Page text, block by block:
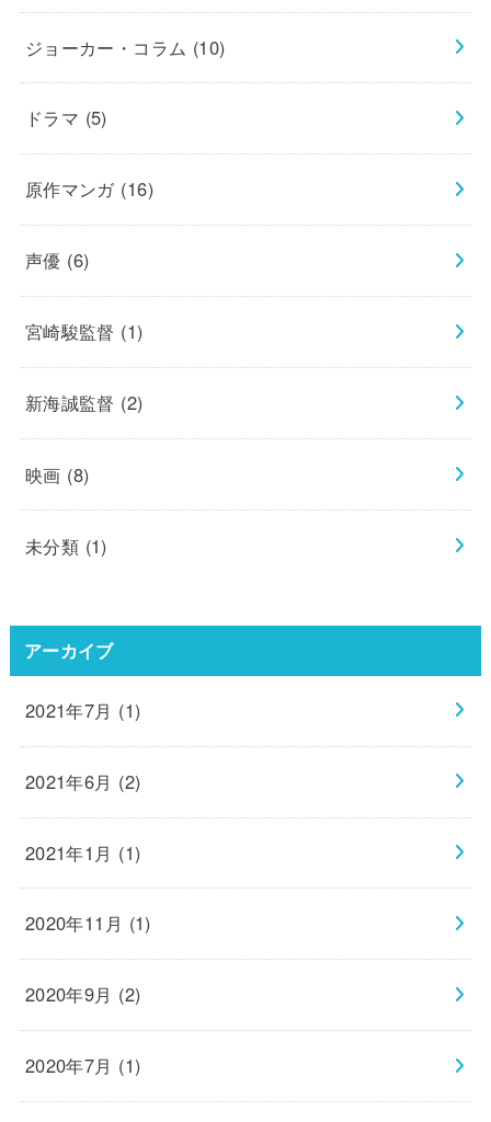
ジョーカー・コラム (10)
ドラマ (5)
原作マンガ (16)
声優 (6)
宮崎駿監督 (1)
新海誠監督 (2)
映画 (8)
未分類 (1)
アーカイブ
2021年7月 (1)
2021年6月 (2)
2021年1月 (1)
2020年11月 (1)
2020年9月 (2)
2020年7月 (1)